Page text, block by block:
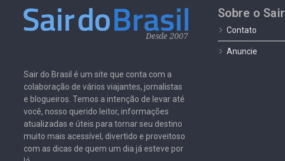
Sair do Brasil é um site que conta com a
colaboração de vários viajantes, jornalistas
e blogueiros. Temos a intenção de levar até
você, nosso querido leitor, informações
atualizadas e úteis para tornar seu destino
muito mais acessível, divertido e proveitoso
com as dicas de quem um dia já esteve por
Sobre o Sair
Contato
Anuncie